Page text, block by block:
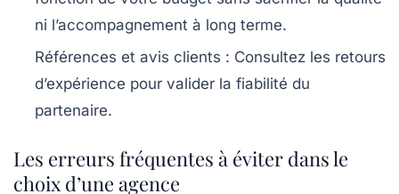
ni l’accompagnement à long terme.
Références et avis clients : Consultez les retours
d’expérience pour valider la fiabilité du
partenaire.
Les erreurs fréquentes à éviter dans le
choix d’une agence